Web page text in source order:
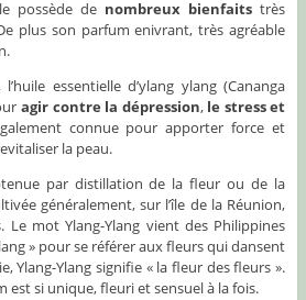
possède de nombreux bienfaits très
plus son parfum enivrant, très agréable
essentielle d’ylang ylang (Cananga
agir contre la dépression, le stress et
connue pour apporter force et
la peau.
par distillation de la fleur ou de la
généralement, sur l’île de la Réunion,
Le mot Ylang-Ylang vient des Philippines
» pour se référer aux fleurs qui dansent
Ylang-Ylang signifie « la fleur des fleurs ».
est si unique, fleuri et sensuel à la fois.